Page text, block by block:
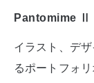
Pantomime Ⅱ
イラスト、デ
るポートフォ